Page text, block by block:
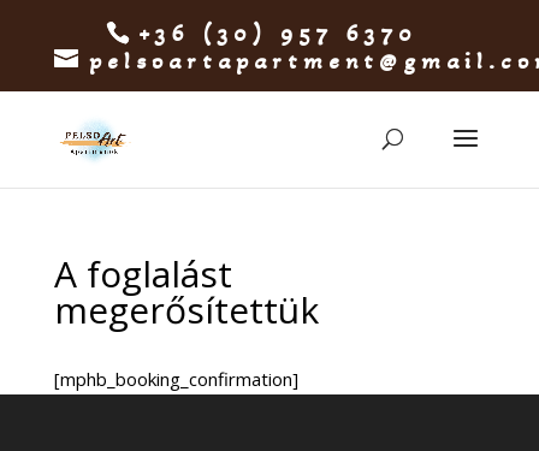
+36 (30) 957 6370
A foglalást
megerősítettük
[mphb_booking_confirmation]